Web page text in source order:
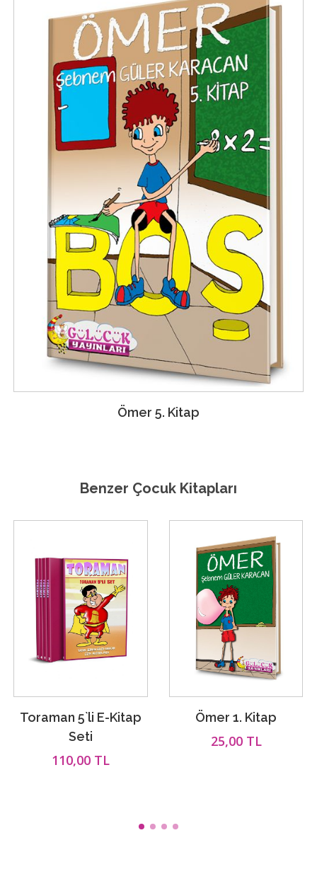
Ömer 5. Kitap
Benzer Çocuk Kitapları
Toraman 5`li E-Kitap
Seti
110,00 TL
Ömer 1. Kitap
25,00 TL